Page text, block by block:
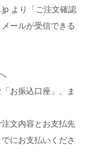
より「ご注文確認
ールが受信できる
お振込口座」、ま
文内容とお支払先
にお支払いくださ